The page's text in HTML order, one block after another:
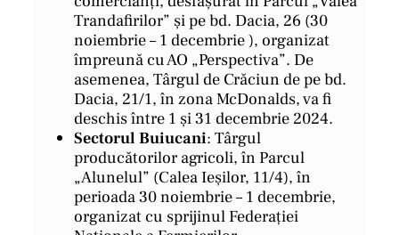
Trandafirilor” și pe bd. Dacia, 26 (30
noiembrie – 1 decembrie ), organizat
împreună cu AO „Perspectiva”. De
asemenea, Târgul de Crăciun de pe bd.
Dacia, 21/1, în zona McDonalds, va fi
deschis între 1 și 31 decembrie 2024.
Sectorul Buiucani: Târgul
producătorilor agricoli, în Parcul
„Alunelul” (Calea Ieșilor, 11/4), în
perioada 30 noiembrie – 1 decembrie,
organizat cu sprijinul Federației